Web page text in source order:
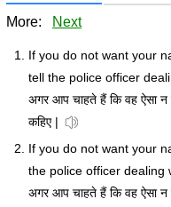
More: Next
If you do not want your
tell the police officer
अगर आप चाहते हैं कि वह ऐसा
कहिए |
If you do not want your
the police officer dealing
अगर आप चाहते हैं कि वह ऐसा